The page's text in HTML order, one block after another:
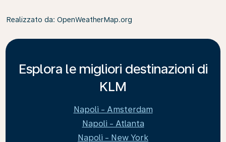
Realizzato da: OpenWeatherMap.org
Esplora le migliori destinazioni di
KLM
Napoli - Amsterdam
Napoli - Atlanta
Napoli - New York